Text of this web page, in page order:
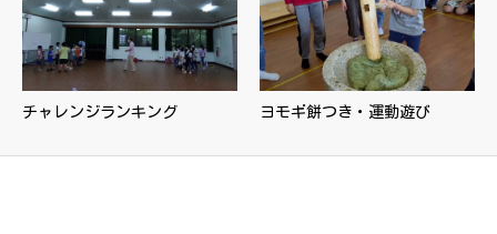
チャレンジランキング ヨモギ餅つき・運動遊び